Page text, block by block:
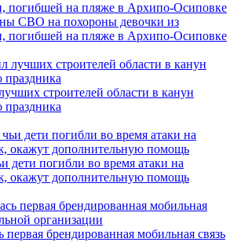
СВО на похороны девочки из
погибшей на пляже в Архипо-Осиповке
строителей области в канун
праздника
дети погибли во время атаки на
окажут дополнительную помощь
брендированная мобильная связь